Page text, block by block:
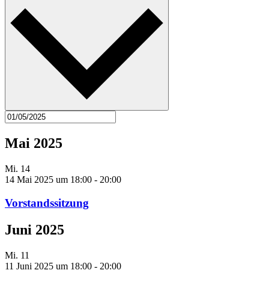
Mai 2025
Mi. 14
14 Mai 2025 um 18:00 - 20:00
Vorstandssitzung
Juni 2025
Mi. 11
11 Juni 2025 um 18:00 - 20:00